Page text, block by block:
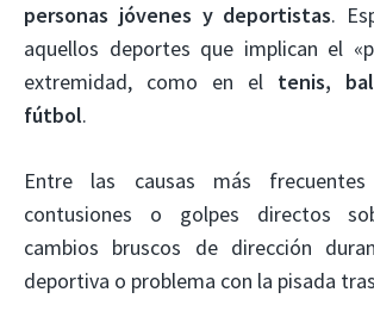
personas jóvenes y deportistas.
aquellos deportes que implican el
extremidad, como en el tenis,
fútbol.
Entre las causas más
contusiones o golpes directos
cambios bruscos de dirección
deportiva o problema con la pisada